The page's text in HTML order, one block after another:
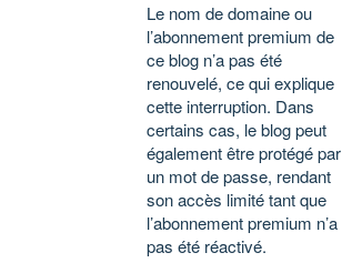
Le nom de domaine ou
l’abonnement premium de
ce blog n’a pas été
renouvelé, ce qui explique
cette interruption. Dans
certains cas, le blog peut
également être protégé par
un mot de passe, rendant
son accès limité tant que
l’abonnement premium n’a
pas été réactivé.